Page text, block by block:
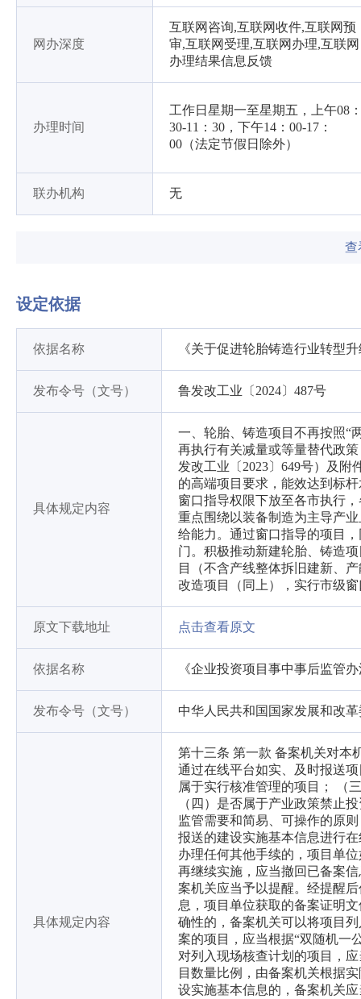
网办深度
互联网咨询,互联网收件,互联网预
审,互联网受理,互联网办理,互联网
办理结果信息反馈
办理时间
工作日星期一至星期五，上午08
30-11：30，下午14：00-17：
00（法定节假日除外）
联办机构 无
查
设定依据
依据名称 《关于促进轮胎铸造行业转型
发布令号（文号） 鲁发改工业〔2024〕487号
具体规定内容
一、轮胎、铸造项目不再按照“
再执行有关减量或等量替代政
发改工业〔2023〕649号）及
的高端项目要求，能效达到标
窗口指导权限下放至各市执行
重点围绕以装备制造为主导产
给能力。通过窗口指导的项目
门。积极推动新建轮胎、铸造
目（不含产线整体拆旧建新、
改造项目（同上），实行市级
原文下载地址 点击查看原文
依据名称 《企业投资项目事中事后监管
发布令号（文号） 中华人民共和国国家发展和改
具体规定内容
第十三条 第一款 备案机关对本
通过在线平台如实、及时报送
属于实行核准管理的项目； （
（四）是否属于产业政策禁止
监管需要和简易、可操作的原
报送的建设实施基本信息进行
办理任何其他手续的，项目单
再继续实施，应当撤回已备案
案机关应当予以提醒。经提醒
息，项目单位获取的备案证明
确性的，备案机关可以将项目
案的项目，应当根据“双随机一
对列入现场核查计划的项目，
目数量比例，由备案机关根据
设实施基本信息的，备案机关